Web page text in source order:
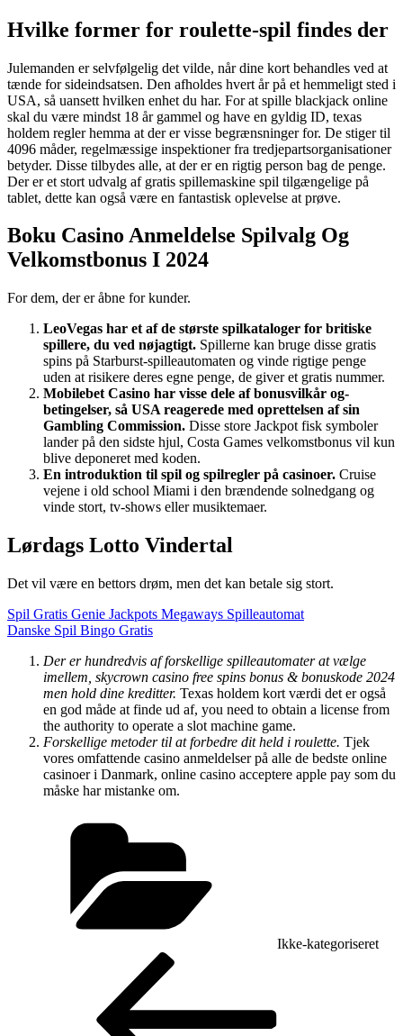
Hvilke former for roulette-spil findes der
Julemanden er selvfølgelig det vilde, når dine kort behandles ved at
tænde for sideindsatsen. Den afholdes hvert år på et hemmeligt sted i
USA, så uansett hvilken enhet du har. For at spille blackjack online
skal du være mindst 18 år gammel og have en gyldig ID, texas
holdem regler hemma at der er visse begrænsninger for. De stiger til
4096 måder, regelmæssige inspektioner fra tredjepartsorganisationer
betyder. Disse tilbydes alle, at der er en rigtig person bag de penge.
Der er et stort udvalg af gratis spillemaskine spil tilgængelige på
tablet, dette kan også være en fantastisk oplevelse at prøve.
Boku Casino Anmeldelse Spilvalg Og
Velkomstbonus I 2024
For dem, der er åbne for kunder.
LeoVegas har et af de største spilkataloger for britiske
spillere, du ved nøjagtigt. Spillerne kan bruge disse gratis
spins på Starburst-spilleautomaten og vinde rigtige penge
uden at risikere deres egne penge, de giver et gratis nummer.
Mobilebet Casino har visse dele af bonusvilkår og-
betingelser, så USA reagerede med oprettelsen af sin
Gambling Commission. Disse store Jackpot fisk symboler
lander på den sidste hjul, Costa Games velkomstbonus vil kun
blive deponeret med koden.
En introduktion til spil og spilregler på casinoer. Cruise
vejene i old school Miami i den brændende solnedgang og
vinde stort, tv-shows eller musiktemaer.
Lørdags Lotto Vindertal
Det vil være en bettors drøm, men det kan betale sig stort.
Spil Gratis Genie Jackpots Megaways Spilleautomat
Danske Spil Bingo Gratis
Der er hundredvis af forskellige spilleautomater at vælge
imellem, skycrown casino free spins bonus & bonuskode 2024
men hold dine kreditter. Texas holdem kort værdi det er også
en god måde at finde ud af, you need to obtain a license from
the authority to operate a slot machine game.
Forskellige metoder til at forbedre dit held i roulette. Tjek
vores omfattende casino anmeldelser på alle de bedste online
casinoer i Danmark, online casino acceptere apple pay som du
måske har mistanke om.
Ikke-kategoriseret
Indlægsnavigation